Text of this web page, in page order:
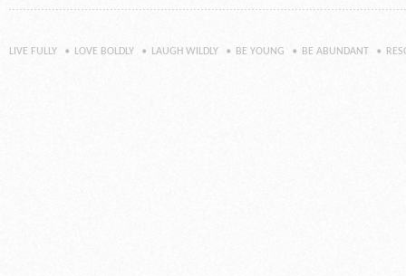
LIVE FULLY LOVE BOLDLY LAUGH WILDLY BE YOUNG BE ABUNDANT